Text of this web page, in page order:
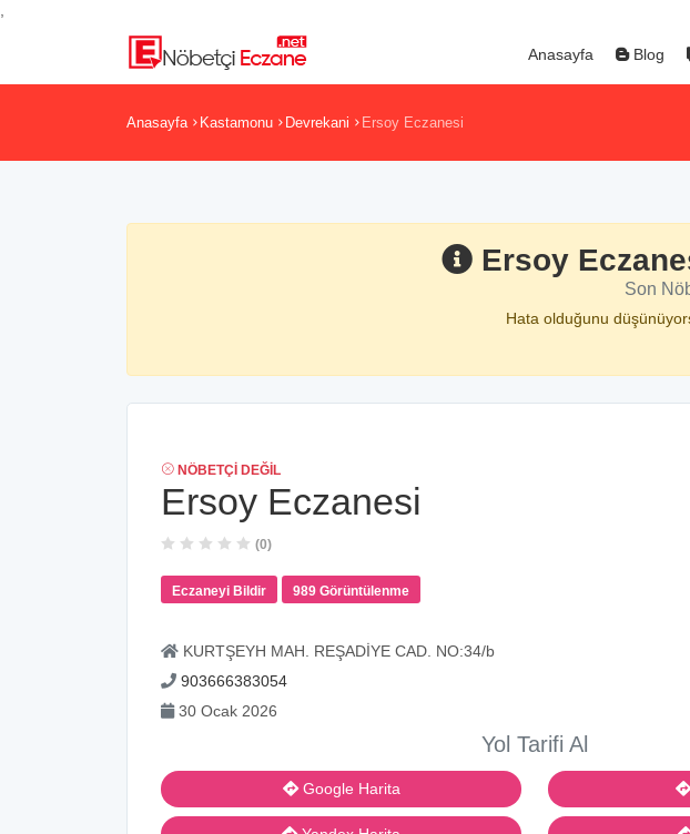
Anasayfa Blog
Anasayfa Kastamonu Devrekani Ersoy Eczanesi
Ersoy
Son
Hata olduğunu
NÖBETÇI DEĞIL
Ersoy Eczanesi
(0)
Eczaneyi Bildir 989 Görüntülenme
KURTŞEYH MAH. REŞADİYE CAD. NO:34/b
903666383054
30 Ocak 2026
Yol Tarifi Al
Google Harita